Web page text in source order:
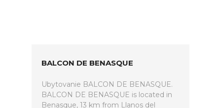
BALCON DE BENASQUE
Ubytovanie BALCON DE BENASQUE.
BALCON DE BENASQUE is located in
Benasque, 13 km from Llanos del